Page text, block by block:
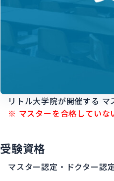
リトル大学院が開催する マ
※ マスターを合格していな
受験資格
マスター認定・ドクター認